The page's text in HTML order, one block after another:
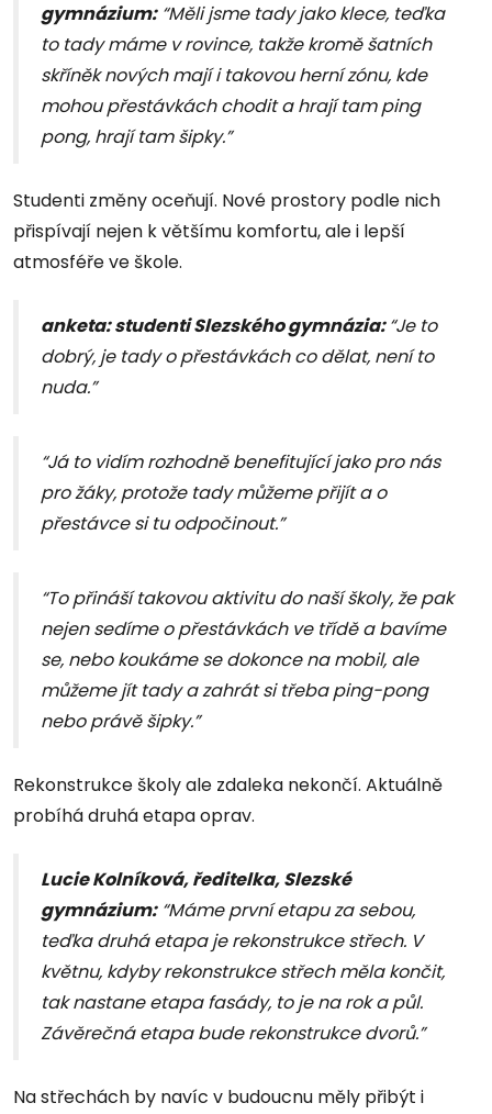
gymnázium:“Měli jsme tady jako klece, teďka
to tady máme v rovince, takže kromě šatních
skříněk nových mají i takovou herní zónu, kde
mohou přestávkách chodit a hrají tam ping
pong, hrají tam šipky.”
Studenti změny oceňují. Nové prostory podle nich
přispívají nejen k většímu komfortu, ale i lepší
atmosféře ve škole.
anketa: studenti Slezského gymnázia:“Je to
dobrý, je tady o přestávkách co dělat, není to
nuda.”
“Já to vidím rozhodně benefitující jako pro nás
pro žáky, protože tady můžeme přijít a o
přestávce si tu odpočinout.”
“To přináší takovou aktivitu do naší školy, že pak
nejen sedíme o přestávkách ve třídě a bavíme
se, nebo koukáme se dokonce na mobil, ale
můžeme jít tady a zahrát si třeba ping-pong
nebo právě šipky.”
Rekonstrukce školy ale zdaleka nekončí. Aktuálně
probíhá druhá etapa oprav.
Lucie Kolníková, ředitelka, Slezské
gymnázium:“Máme první etapu za sebou,
teďka druhá etapa je rekonstrukce střech. V
květnu, kdyby rekonstrukce střech měla končit,
tak nastane etapa fasády, to je na rok a půl.
Závěrečná etapa bude rekonstrukce dvorů.”
Na střechách by navíc v budoucnu měly přibýt i